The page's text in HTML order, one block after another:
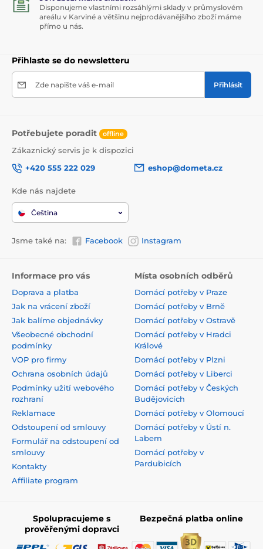
Disponujeme vlastními rozsáhlými sklady v průmyslovém
areálu v Karviné a většinu nejprodávanějšího zboží máme
přímo u nás.
Přihlaste se do newsletteru
Zde napište váš e-mail Přihlásit
Potřebujete poradit offline
Zákaznický servis je k dispozici
+420 555 222 029
eshop@dometa.cz
Kde nás najdete
Čeština
Jsme také na: Facebook Instagram
Informace pro vás
Doprava a platba
Jak na vrácení zboží
Jak balíme objednávky
Všeobecné obchodní
podmínky
VOP pro firmy
Ochrana osobních údajů
Podmínky užití webového
rozhraní
Reklamace
Odstoupení od smlouvy
Formulář na odstoupení od
smlouvy
Kontakty
Affiliate program
Místa osobních odběrů
Domácí potřeby v Praze
Domácí potřeby v Brně
Domácí potřeby v Ostravě
Domácí potřeby v Hradci
Králové
Domácí potřeby v Plzni
Domácí potřeby v Liberci
Domácí potřeby v Českých
Budějovicích
Domácí potřeby v Olomoucí
Domácí potřeby v Ústí n.
Labem
Domácí potřeby v
Pardubicích
Spolupracujeme s
prověřenými dopravci
Bezpečná platba online